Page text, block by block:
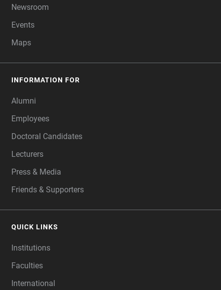
Newsroom
Events
Maps
INFORMATION FOR
Alumni
Employees
Doctoral Candidates
Lecturers
Press & Media
Friends & Supporters
QUICK LINKS
Institutions
Faculties
International